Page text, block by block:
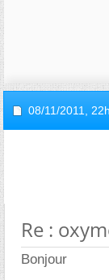
08/11/2011,
Re :
Bonjour